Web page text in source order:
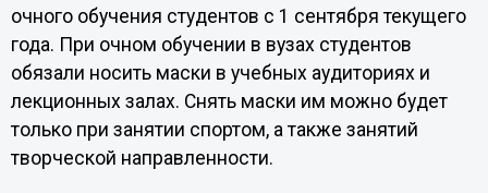
очного обучения студентов с 1 сентября текущего
года. При очном обучении в вузах студентов
обязали носить маски в учебных аудиториях и
лекционных залах. Снять маски им можно будет
только при занятии спортом, а также занятий
творческой направленности.